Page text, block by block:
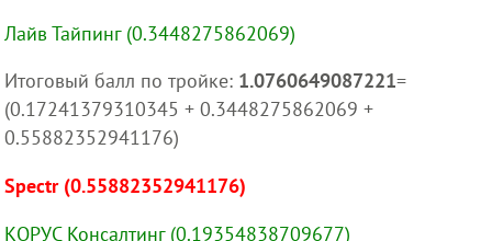
Лайв Тайпинг (0.3448275862069)
Итоговый балл по тройке: 1.0760649087221=
(0.17241379310345 + 0.3448275862069 +
0.55882352941176)
Spectr (0.55882352941176)
КОРУС Консалтинг (0.19354838709677)